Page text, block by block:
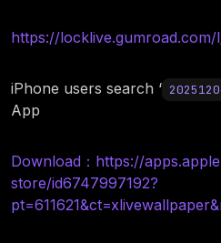
https://locklive.gumroad.com/
iPhone users search ‘
App
Download：https://
store/id6747997192?